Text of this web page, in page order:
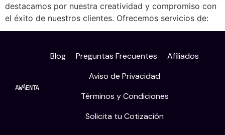
destacamos por nuestra creatividad y compromiso con
el éxito de nuestros clientes. Ofrecemos servicios de:
Blog Preguntas Frecuentes
Afiliados
Aviso de Privacidad
Términos y Condiciones
Solicita tu Cotización